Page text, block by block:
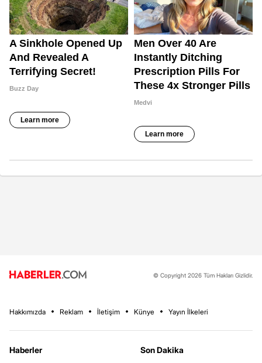
© Copyright 2026 Tüm Hakları Gizlidir.
Hakkımızda Reklam İletişim Künye Yayın İlkeleri
Haberler
Son Dakika